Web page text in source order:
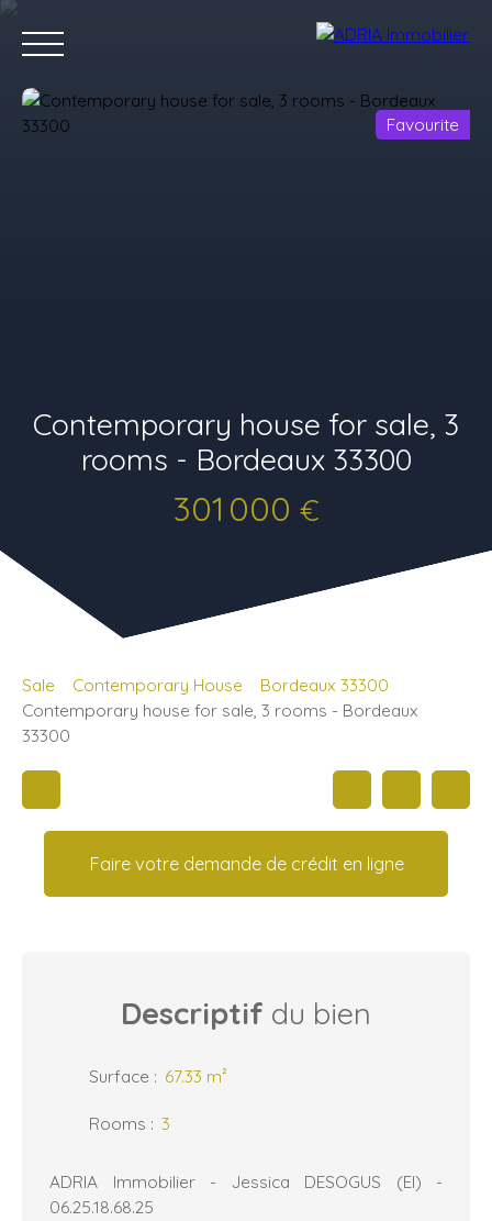
Favourite
Contemporary house for sale, 3
rooms - Bordeaux 33300
301 000 €
Sale Contemporary House
Bordeaux 33300
Contemporary house for sale, 3 rooms - Bordeaux
33300
Faire votre demande de crédit en ligne
Descriptif du bien
Surface : 67.33 m²
Rooms : 3
ADRIA Immobilier - Jessica DESOGUS (EI) -
06.25.18.68.25